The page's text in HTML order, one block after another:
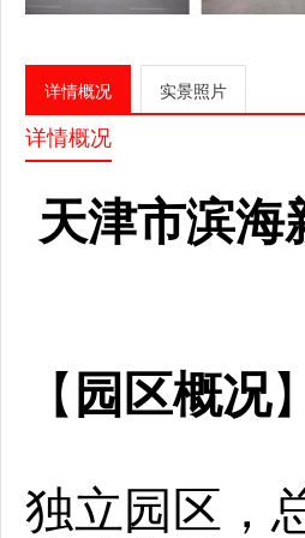
详情概况 实景照片
详情概况
天津市滨海
【园区概况】
独立园区，